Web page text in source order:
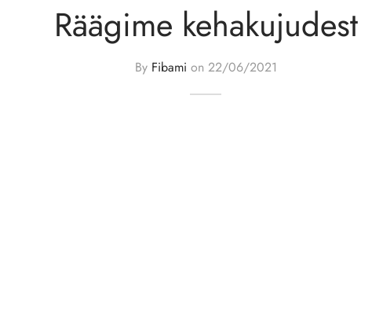
Räägime kehakujudest
By Fibami on 22/06/2021